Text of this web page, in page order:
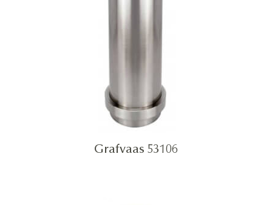
Grafvaas 53106